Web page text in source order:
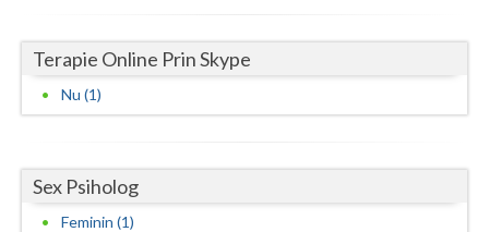
Satu-Mare
Sibiu
Teleorman
Terapie Online Prin Skype
Nu (1)
Sex Psiholog
Feminin (1)